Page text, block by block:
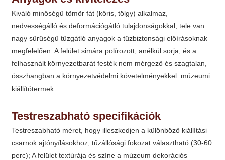
Kiváló minőségű tömör fát (kőris, tölgy) alkalmaz,
nedvességálló és deformációgátló tulajdonságokkal; tele van
nagy sűrűségű tűzgátló anyagok a tűzbiztonsági előírásoknak
megfelelően. A felület simára polírozott, anélkül sorja, és a
felhasznált környezetbarát festék nem mérgező és szagtalan,
összhangban a környezetvédelmi követelményekkel. múzeumi
kiállítótermek.
Testreszabható specifikációk
Testreszabható méret, hogy illeszkedjen a különböző kiállítási
csarnok ajtónyílásokhoz; tűzállósági fokozat választható (30-60
perc); A felület textúrája és színe a múzeum dekorációs